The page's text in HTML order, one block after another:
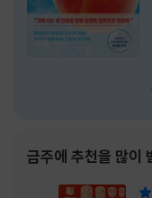
금주에 추천을 많이